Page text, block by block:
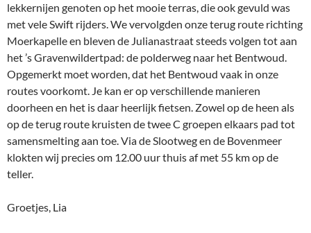
lekkernijen genoten op het mooie terras, die ook gevuld was
met vele Swift rijders. We vervolgden onze terug route richting
Moerkapelle en bleven de Julianastraat steeds volgen tot aan
het ’s Gravenwildertpad: de polderweg naar het Bentwoud.
Opgemerkt moet worden, dat het Bentwoud vaak in onze
routes voorkomt. Je kan er op verschillende manieren
doorheen en het is daar heerlijk fietsen. Zowel op de heen als
op de terug route kruisten de twee C groepen elkaars pad tot
samensmelting aan toe. Via de Slootweg en de Bovenmeer
klokten wij precies om 12.00 uur thuis af met 55 km op de
teller.
Groetjes, Lia